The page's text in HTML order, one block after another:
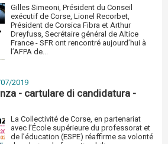
Gilles Simeoni, Président du Conseil
exécutif de Corse, Lionel Recorbet,
Président de Corsica Fibra et Arthur
Dreyfuss, Secrétaire général de Altice
France - SFR ont rencontré aujourd’hui à
l’AFPA de...
2019
- cartulare di candidatura -
La Collectivité de Corse, en partenariat
avec l’École supérieure du professorat et
de l’éducation (ESPE) réaffirme sa volonté